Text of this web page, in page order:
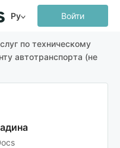
Ру Войти
по техническому
автотранспорта (не